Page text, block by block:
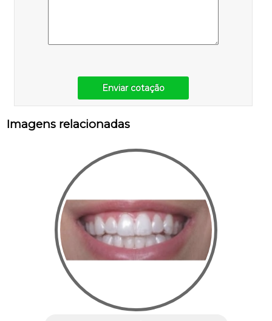
Enviar cotação
Imagens relacionadas